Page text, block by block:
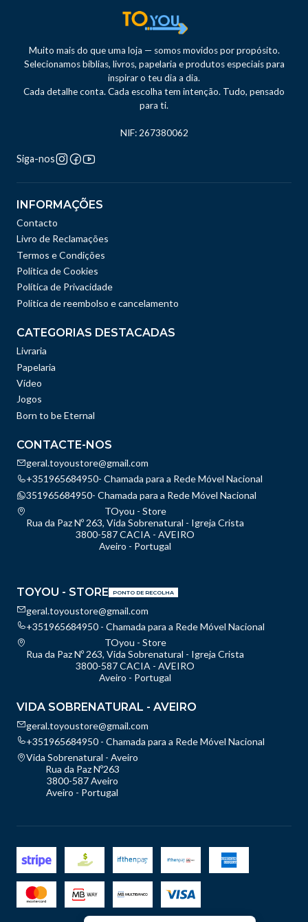
Muito mais do que uma loja — somos movidos por propósito.
Selecionamos bíblias, livros, papelaria e produtos especiais para
inspirar o teu dia a dia.
Cada detalhe conta. Cada escolha tem intenção. Tudo, pensado
para ti.
NIF: 267380062
Siga-nos
INFORMAÇÕES
Contacto
Livro de Reclamações
Termos e Condições
Política de Cookies
Política de Privacidade
Politica de reembolso e cancelamento
CATEGORIAS DESTACADAS
Livraria
Papelaria
Vídeo
Jogos
Born to be Eternal
CONTACTE-NOS
geral.toyoustore@gmail.com
+351965684950- Chamada para a Rede Móvel Nacional
351965684950- Chamada para a Rede Móvel Nacional
TOyou - Store
Rua da Paz Nº 263, Vida Sobrenatural - Igreja Crista
3800-587 CACIA - AVEIRO
Aveiro - Portugal
TOYOU - STORE PONTO DE RECOLHA
geral.toyoustore@gmail.com
+351965684950 - Chamada para a Rede Móvel Nacional
TOyou - Store
Rua da Paz Nº 263, Vida Sobrenatural - Igreja Crista
3800-587 CACIA - AVEIRO
Aveiro - Portugal
VIDA SOBRENATURAL - AVEIRO
geral.toyoustore@gmail.com
+351965684950 - Chamada para a Rede Móvel Nacional
Vida Sobrenatural - Aveiro
Rua da Paz Nº263
3800-587 Aveiro
Aveiro - Portugal